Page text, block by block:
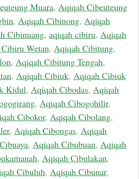
Muara, Aqiqah Cibeuteung
, Aqiqah Cibinong, Aqiqah
Cibinuang, aqiqah cibiru, Aqiqah
Wetan, Aqiqah Cibitung,
, Aqiqah Cibitung Tengah,
, Aqiqah Cibiuk, Aqiqah Cibiuk
Kidul, Aqiqah Cibodas, Aqiqah
, Aqiqah Cibogohilir,
Cibokor, Aqiqah Cibolang,
, Aqiqah Cibongas, Aqiqah
, Aqiqah Cibubuan, Aqiqah
, Aqiqah Cibulakan,
Cibuluh, Aqiqah Cibunar,